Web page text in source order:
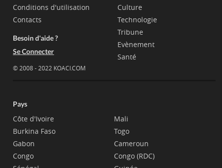
Conditions d'utilisation
Contacts
Besoin d'aide ?
Se Connecter
© 2008 - 2022 KOACI.COM
Culture
Technologie
Tribune
Evènement
Santé
Pays
Côte d'Ivoire
Burkina Faso
Gabon
Congo
Mali
Togo
Cameroun
Congo (RDC)